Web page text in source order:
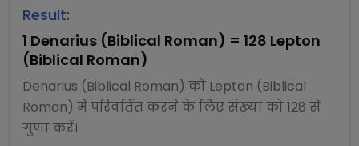
Result:
1 Denarius (Biblical Roman) = 128 Lepton
(Biblical Roman)
Denarius (Biblical Roman) को Lepton (Biblical
Roman) में परिवर्तित करने के लिए संख्या को128 से
गुणाकरें।